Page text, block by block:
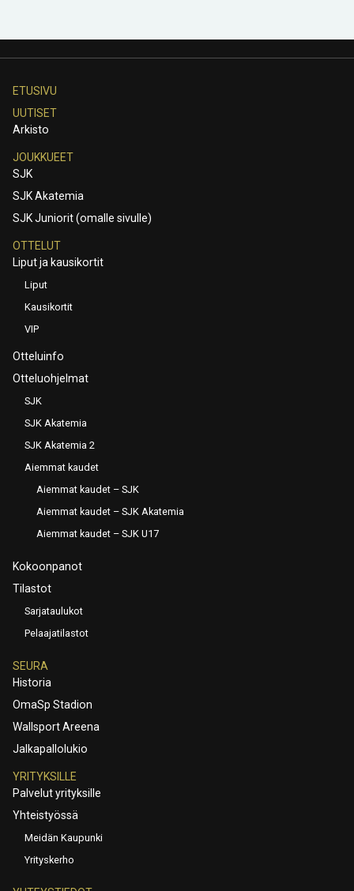
ETUSIVU
UUTISET
Arkisto
JOUKKUEET
SJK
SJK Akatemia
SJK Juniorit (omalle sivulle)
OTTELUT
Liput ja kausikortit
Liput
Kausikortit
VIP
Otteluinfo
Otteluohjelmat
SJK
SJK Akatemia
SJK Akatemia 2
Aiemmat kaudet
Aiemmat kaudet – SJK
Aiemmat kaudet – SJK Akatemia
Aiemmat kaudet – SJK U17
Kokoonpanot
Tilastot
Sarjataulukot
Pelaajatilastot
SEURA
Historia
OmaSp Stadion
Wallsport Areena
Jalkapallolukio
YRITYKSILLE
Palvelut yrityksille
Yhteistyössä
Meidän Kaupunki
Yrityskerho